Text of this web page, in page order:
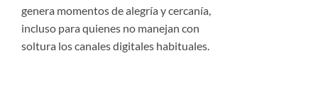
genera momentos de alegría y cercanía,
incluso para quienes no manejan con
soltura los canales digitales habituales.